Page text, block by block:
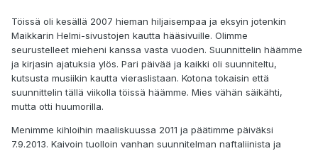
Töissä oli kesällä 2007 hieman hiljaisempaa ja eksyin jotenkin
Maikkarin Helmi-sivustojen kautta hääsivuille. Olimme
seurustelleet mieheni kanssa vasta vuoden. Suunnittelin häämme
ja kirjasin ajatuksia ylös. Pari päivää ja kaikki oli suunniteltu,
kutsusta musiikin kautta vieraslistaan. Kotona tokaisin että
suunnittelin tällä viikolla töissä häämme. Mies vähän säikähti,
mutta otti huumorilla.
Menimme kihloihin maaliskuussa 2011 ja päätimme päiväksi
7.9.2013. Kaivoin tuolloin vanhan suunnitelman naftaliinista ja